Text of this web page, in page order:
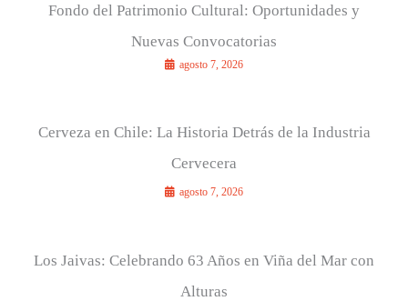
Fondo del Patrimonio Cultural: Oportunidades y
Nuevas Convocatorias
agosto 7, 2026
Cerveza en Chile: La Historia Detrás de la Industria
Cervecera
agosto 7, 2026
Los Jaivas: Celebrando 63 Años en Viña del Mar con
Alturas